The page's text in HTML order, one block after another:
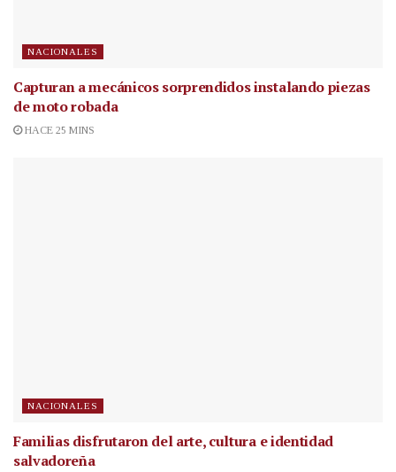
NACIONALES
Capturan a mecánicos sorprendidos instalando piezas
de moto robada
HACE 25 MINS
NACIONALES
Familias disfrutaron del arte, cultura e identidad
salvadoreña